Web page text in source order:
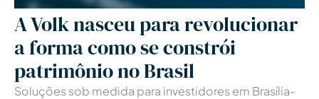
A Volk nasceu para revolucionar
a forma como se constrói
patrimônio no Brasil
Soluções sob medida para investidores em Brasília-